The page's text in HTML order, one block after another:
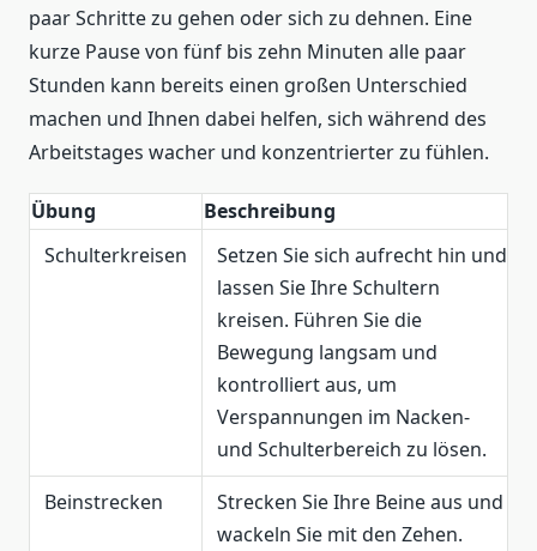
paar Schritte zu gehen oder sich zu dehnen. Eine
kurze Pause von fünf bis zehn Minuten alle paar
Stunden kann bereits einen großen Unterschied
machen und Ihnen dabei helfen, sich während des
Arbeitstages wacher und konzentrierter zu fühlen.
Übung
Beschreibung
Schulterkreisen
Setzen Sie sich aufrecht hin und
lassen Sie Ihre Schultern
kreisen. Führen Sie die
Bewegung langsam und
kontrolliert aus, um
Verspannungen im Nacken-
und Schulterbereich zu lösen.
Beinstrecken
Strecken Sie Ihre Beine aus und
wackeln Sie mit den Zehen.